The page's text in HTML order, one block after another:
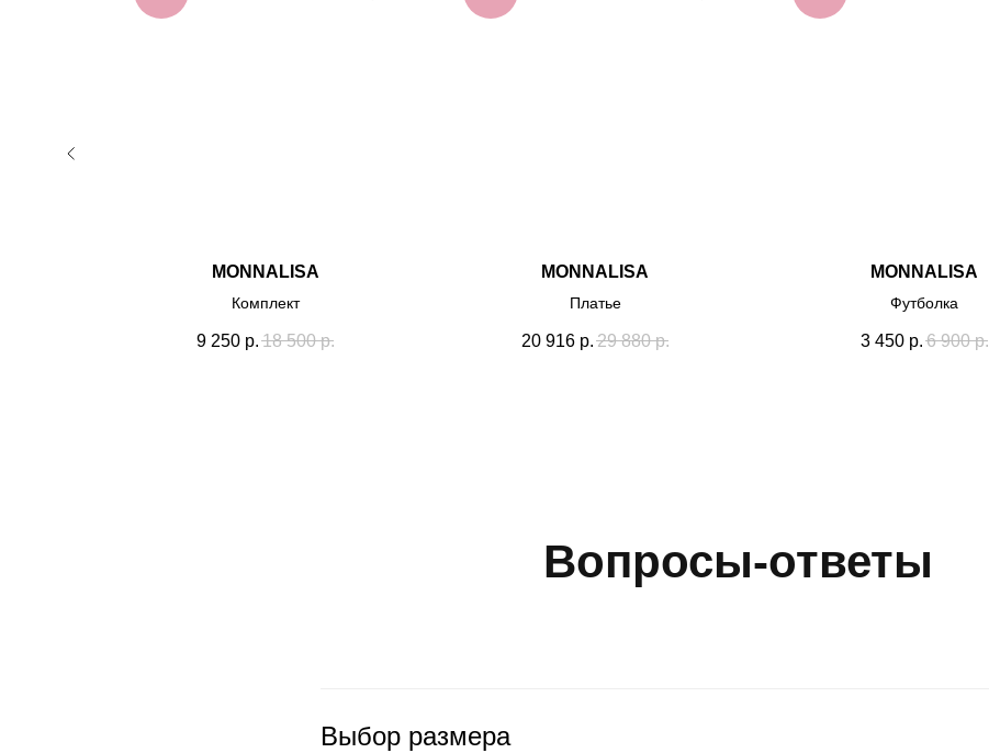
MONNALISA
Комплект
9 250 р. 18 500 р.
MONNALISA
Платье
20 916 р. 29 880 р.
MONNALISA
Футболка
3 450 р. 6 900 р.
Вопросы-ответы
Выбор размера